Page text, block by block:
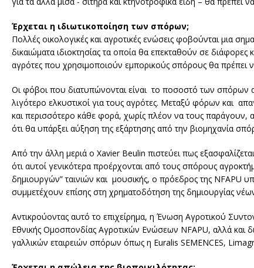
Έρχεται η ιδιωτικοποίηση των σπόρων;
Πολλές οικολογικές και αγροτικές ενώσεις φοβούνται μια
δικαιώματα ιδιοκτησίας τα οποία θα επεκταθούν σε
αγρότες που χρησιμοποιούν εμπορικούς σπόρους θα πρέπει
Οι φόβοι που διατυπώνονται είναι το ποσοστό των σπόρων
λιγότερο ελκυστικοί για τους αγρότες. Μεταξύ φόρων και
και περισσότερο κάθε φορά, χωρίς πλέον να τους
ότι θα υπάρξει αύξηση της εξάρτησης από την βιομηχανία
Από την άλλη μεριά ο Xavier Beulin πιστεύει πως
ότι αυτοί γενικότερα προέρχονται από τους σπόρους
δημιουργών” ταινιών και μουσικής, ο πρόεδρος της NFAPU
συμμετέχουν επίσης στη χρηματοδότηση της δημιουργίας
Αντικρούοντας αυτό το επιχείρημα, η Ένωση Αγροτικού
Εθνικής Ομοσπονδίας Αγροτικών Ενώσεων NFAPU, αλλά και
γαλλικών εταιρειών σπόρων όπως η Euralis SEMENCES,